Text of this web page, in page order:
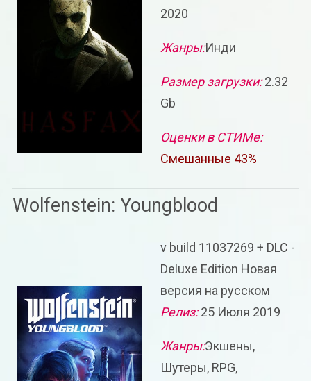
2020
Жанры:Инди
Размер загрузки:2.32
Gb
Оценки в СТИМе:
Смешанные 43%
Wolfenstein: Youngblood
v build 11037269 + DLC -
Deluxe Edition Новая
версия на русском
Релиз:25 Июля 2019
Жанры:Экшены,
Шутеры, RPG,